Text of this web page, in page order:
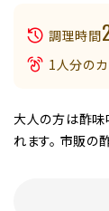
調理時間
1人分の
大人の方は酢味
れます。 市販の